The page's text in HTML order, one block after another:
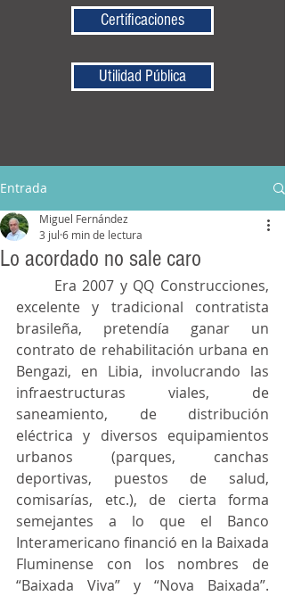
Certificaciones
Utilidad Pública
Entrada
Lo acordado no sale caro
Miguel Fernández
3 jul 6 min de lectura
excelente y tradicional contratista
brasileña, pretendía ganar un
contrato de rehabilitación urbana en
Bengazi, en Libia, involucrando las
infraestructuras viales, de
saneamiento, de distribución
eléctrica y diversos equipamientos
urbanos (parques, canchas
deportivas, puestos de salud,
comisarías, etc.), de cierta forma
semejantes a lo que el Banco
Interamericano financió en la Baixada
Fluminense con los nombres de
“Baixada Viva” y “Nova Baixada”.